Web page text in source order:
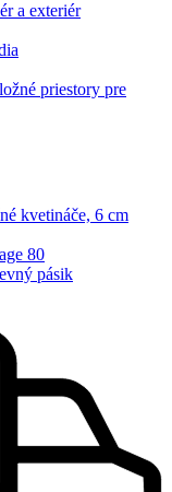
a exteriér
priestory pre
kvetináče, 6 cm
80
pásik